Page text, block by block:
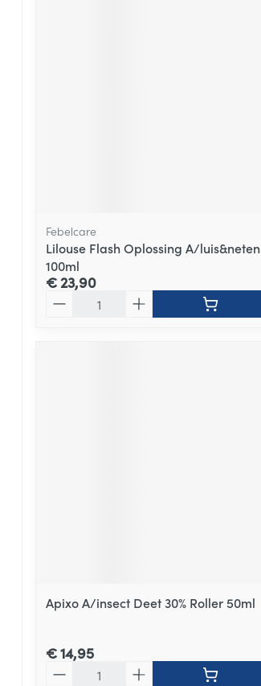
Febelcare
Lilouse Flash Oplossing A/luis&neten
100ml
€ 23,90
Apixo A/insect Deet 30% Roller 50ml
€ 14,95